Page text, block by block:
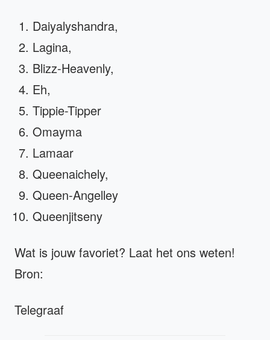
Daiyalyshandra,
Lagina,
Blizz-Heavenly,
Eh,
Tippie-Tipper
Omayma
Lamaar
Queenaichely,
Queen-Angelley
Queenjitseny
Wat is jouw favoriet? Laat het ons weten!
Bron:
Telegraaf